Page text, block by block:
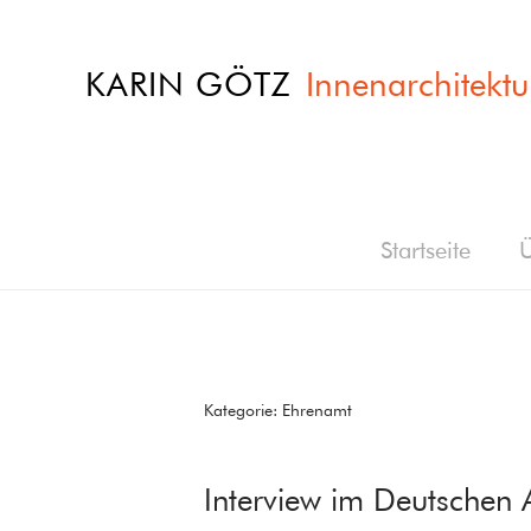
KARIN GÖTZ
Startseite
Kategorie: Ehrenamt
Interview im Deutschen